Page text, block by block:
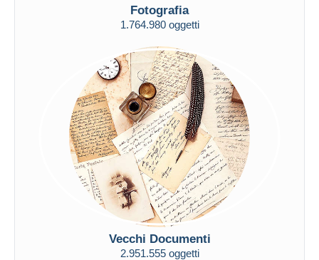
Fotografia
1.764.980 oggetti
Vecchi Documenti
2.951.555 oggetti